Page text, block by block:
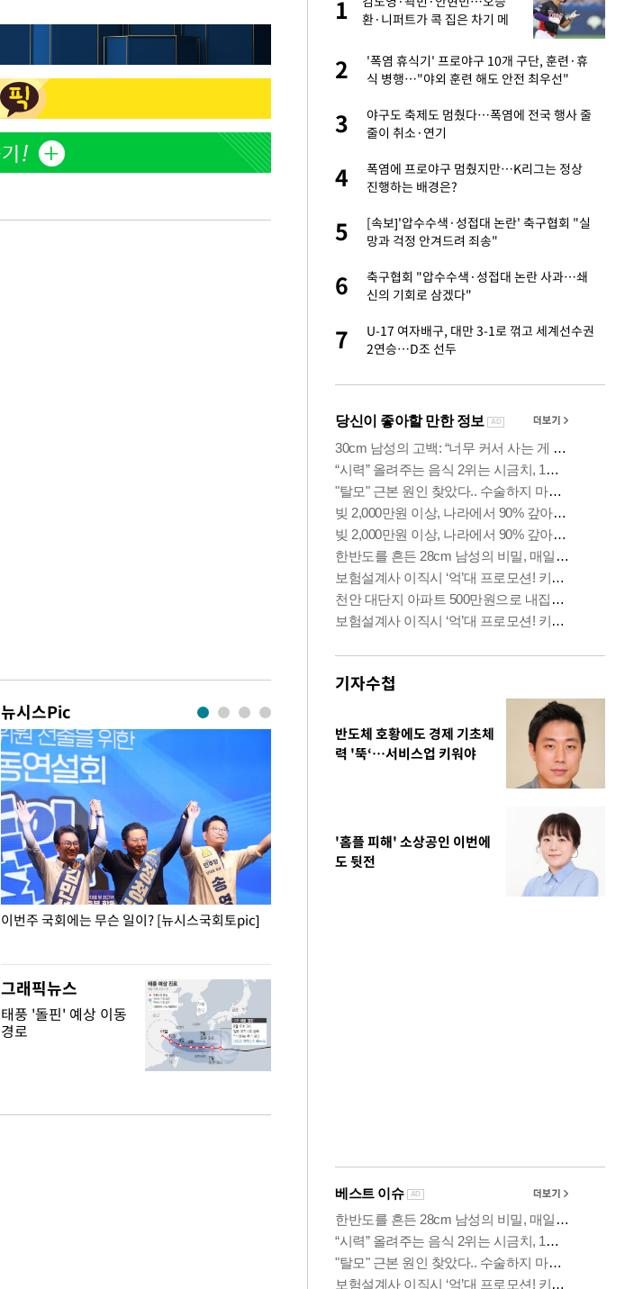
뉴시스Pic
이번주 국회에는 무슨 일이? [뉴시스국회토pic]
그래픽뉴스
태풍 '돌핀' 예상 이동
경로
다"
2
표창원, 남규리에 15년 만에 사과…"제가 틀
렸습니다"
3
백혈병 재발 최성원 "치료가 날 죽이는 것 같
았다" 눈물
4
'서준맘' 박세미, 연하 남자친구와 열애 "결혼
5
英유명 여배우, 큰 교통사고서 기아차 덕에
1
환·니퍼트가 콕 집은 차기 메
2
'폭염 휴식기' 프로야구 10개 구단, 훈련·휴
식 병행…"야외 훈련 해도 안전 최우선"
3
야구도 축제도 멈췄다…폭염에 전국 행사 줄
줄이 취소·연기
4
폭염에 프로야구 멈췄지만…K리그는 정상
진행하는 배경은?
5
[속보]'압수수색·성접대 논란' 축구협회 "실
망과 걱정 안겨드려 죄송"
6
축구협회 "압수수색·성접대 논란 사과…쇄
신의 기회로 삼겠다"
7
U-17 여자배구, 대만 3-1로 꺾고 세계선수권
2연승…D조 선두
기자수첩
반도체 호황에도 경제 기초체
력 '뚝‘…서비스업 키워야
'홈플 피해' 소상공인 이번에
도 뒷전